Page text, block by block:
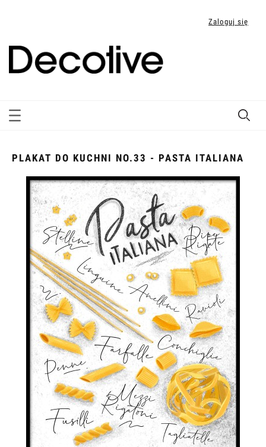
Zaloguj się
PLAKAT DO KUCHNI NO.33 - PASTA ITALIANA